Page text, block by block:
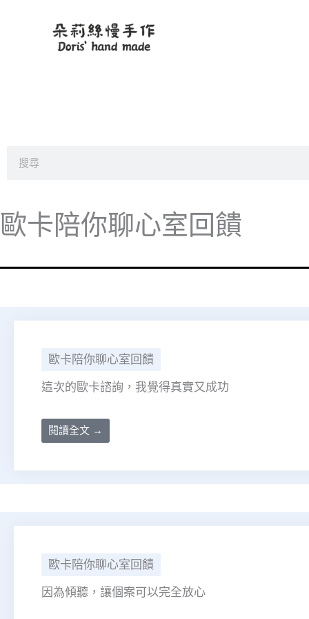
歐卡陪你聊心室回饋
歐卡陪你聊心室回饋
這次的歐卡諮詢，我覺得真實又成功
閱讀全文 →
歐卡陪你聊心室回饋
因為傾聽，讓個案可以完全放心